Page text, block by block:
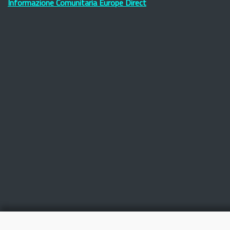
Informazione Comunitaria Europe Direct